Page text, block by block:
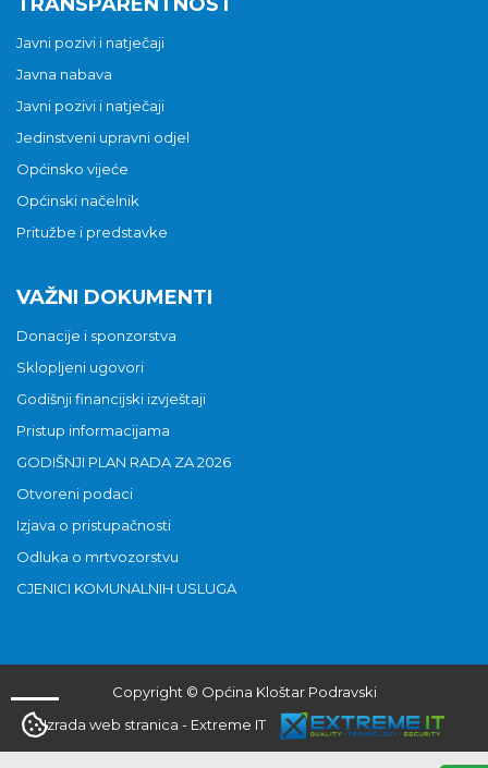
Javni pozivi i natječaji
Javna nabava
Javni pozivi i natječaji
Jedinstveni upravni odjel
Općinsko vijeće
Općinski načelnik
Pritužbe i predstavke
VAŽNI DOKUMENTI
Donacije i sponzorstva
Sklopljeni ugovori
Godišnji financijski izvještaji
Pristup informacijama
GODIŠNJI PLAN RADA ZA 2026
Otvoreni podaci
Izjava o pristupačnosti
Odluka o mrtvozorstvu
CJENICI KOMUNALNIH USLUGA
Copyright © Općina Kloštar Podravski
Izrada web stranica - Extreme IT